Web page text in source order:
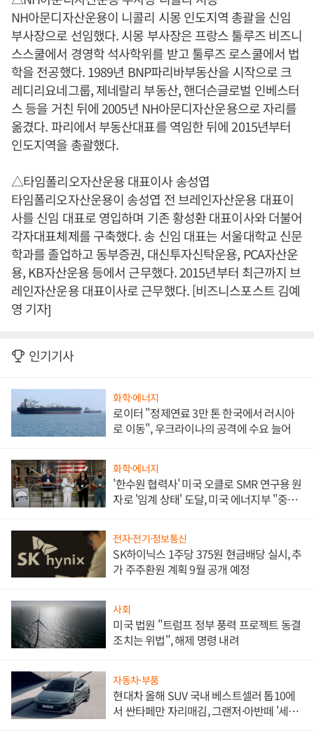
NH아문디자산운용이 니콜리 시몽 인도지역 총괄을 신임
부사장으로 선임했다. 시몽 부사장은 프랑스 툴루즈 비즈니
스스쿨에서 경영학 석사학위를 받고 툴루즈 로스쿨에서 법
학을 전공했다. 1989년 BNP파리바부동산을 시작으로 크
레디리요네그룹, 제네랄리 부동산, 핸더슨글로벌 인베스터
스 등을 거친 뒤에 2005년 NH아문디자산운용으로 자리를
옮겼다. 파리에서 부동산대표를 역임한 뒤에 2015년부터
인도지역을 총괄했다.
△타임폴리오자산운용 대표이사 송성엽
타임폴리오자산운용이 송성엽 전 브레인자산운용 대표이
사를 신임 대표로 영입하며 기존 황성환 대표이사와 더불어
각자대표체제를 구축했다. 송 신임 대표는 서울대학교 신문
학과를 졸업하고 동부증권, 대신투자신탁운용, PCA자산운
용, KB자산운용 등에서 근무했다. 2015년부터 최근까지 브
레인자산운용 대표이사로 근무했다. [비즈니스포스트 김예
영 기자]
인기기사
화학·에너지
로이터 "정제연료 3만 톤 한국에서 러시아
로 이동", 우크라이나의 공격에 수요 늘어
화학·에너지
'한수원 협력사' 미국 오클로 SMR 연구용 원
자로 '임계 상태' 도달, 미국 에너지부 "중요
전자·전기·정보통신
SK하이닉스 1주당 375원 현금배당 실시, 추
가 주주환원 계획 9월 공개 예정
사회
미국 법원 "트럼프 정부 풍력 프로젝트 동결
조치는 위법", 해제 명령 내려
자동차·부품
현대차 올해 SUV 국내 베스트셀러 톱10에
서 싼타페만 자리매김, 그랜저·아반떼 '세단